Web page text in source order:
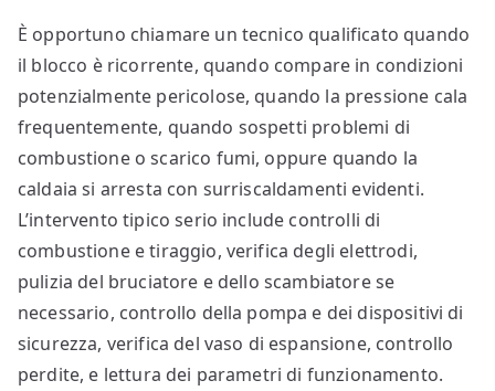
È opportuno chiamare un tecnico qualificato quando
il blocco è ricorrente, quando compare in condizioni
potenzialmente pericolose, quando la pressione cala
frequentemente, quando sospetti problemi di
combustione o scarico fumi, oppure quando la
caldaia si arresta con surriscaldamenti evidenti.
L’intervento tipico serio include controlli di
combustione e tiraggio, verifica degli elettrodi,
pulizia del bruciatore e dello scambiatore se
necessario, controllo della pompa e dei dispositivi di
sicurezza, verifica del vaso di espansione, controllo
perdite, e lettura dei parametri di funzionamento.